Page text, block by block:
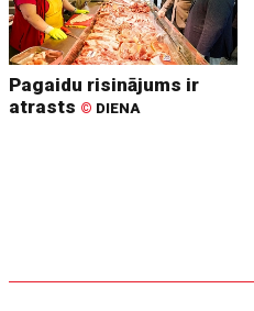
Pagaidu risinājums ir
atrasts © DIENA